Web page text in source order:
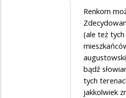
Renkom
(ale też
bądź
tych
jakkolwiek